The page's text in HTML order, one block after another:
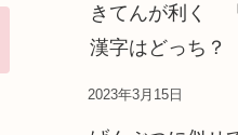
きてんが利く
漢字はどっち？
2023年3月15日